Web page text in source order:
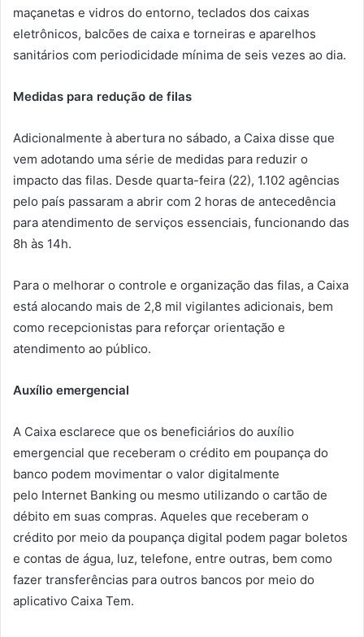
maçanetas e vidros do entorno, teclados dos caixas
eletrônicos, balcões de caixa e torneiras e aparelhos
sanitários com periodicidade mínima de seis vezes ao dia.
Medidas para redução de filas
Adicionalmente à abertura no sábado, a Caixa disse que
vem adotando uma série de medidas para reduzir o
impacto das filas. Desde quarta-feira (22), 1.102 agências
pelo país passaram a abrir com 2 horas de antecedência
para atendimento de serviços essenciais, funcionando das
8h às 14h.
Para o melhorar o controle e organização das filas, a Caixa
está alocando mais de 2,8 mil vigilantes adicionais, bem
como recepcionistas para reforçar orientação e
atendimento ao público.
Auxílio emergencial
A Caixa esclarece que os beneficiários do auxílio
emergencial que receberam o crédito em poupança do
banco podem movimentar o valor digitalmente
pelo Internet Banking ou mesmo utilizando o cartão de
débito em suas compras. Aqueles que receberam o
crédito por meio da poupança digital podem pagar boletos
e contas de água, luz, telefone, entre outras, bem como
fazer transferências para outros bancos por meio do
aplicativo Caixa Tem.